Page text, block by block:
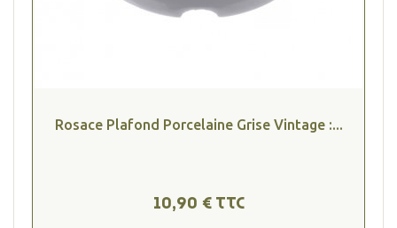
Rosace Plafond Porcelaine Grise Vintage :...
10,90 € TTC